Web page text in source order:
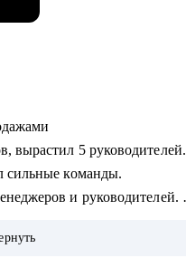
вырастил 5 руководителей.
сильные команды.
и руководителей.